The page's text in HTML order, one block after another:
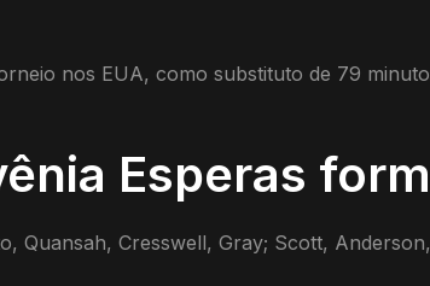
nos EUA, como substituto de 79
Esperas
Quansah, Cresswell, Gray; Scott,